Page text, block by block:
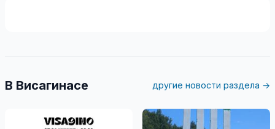
В Висагинасе другие новости раздела →